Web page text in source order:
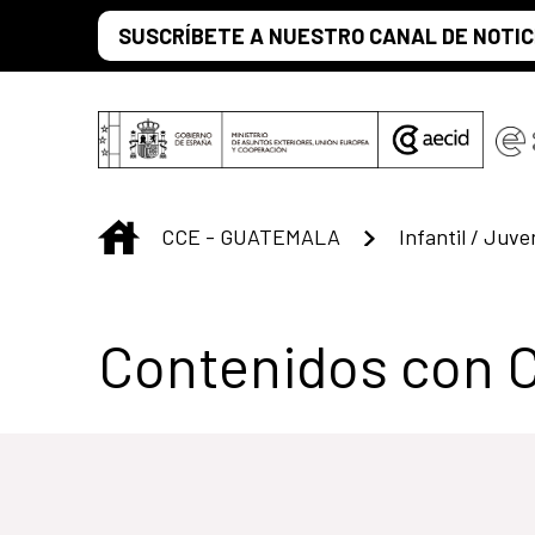
Saltar al contenido principal
SUSCRÍBETE A NUESTRO CANAL DE
INICIO
CCE - GUATEMALA Infantil /
Centro Cultural
Contenidos con